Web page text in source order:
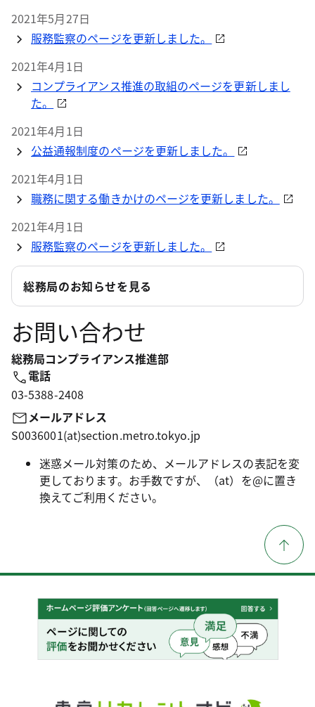
2021年5月27日
服務監察のページを更新しました。
2021年4月1日
コンプライアンス推進の取組のページを更新しまし
た。
2021年4月1日
公益通報制度のページを更新しました。
2021年4月1日
職務に関する働きかけのページを更新しました。
2021年4月1日
服務監察のページを更新しました。
総務局のお知らせを見る
お問い合わせ
総務局コンプライアンス推進部
電話
03-5388-2408
メールアドレス
S0036001(at)section.metro.tokyo.jp
迷惑メール対策のため、メールアドレスの表記を変
更しております。お手数ですが、（at）を@に置き
換えてご利用ください。